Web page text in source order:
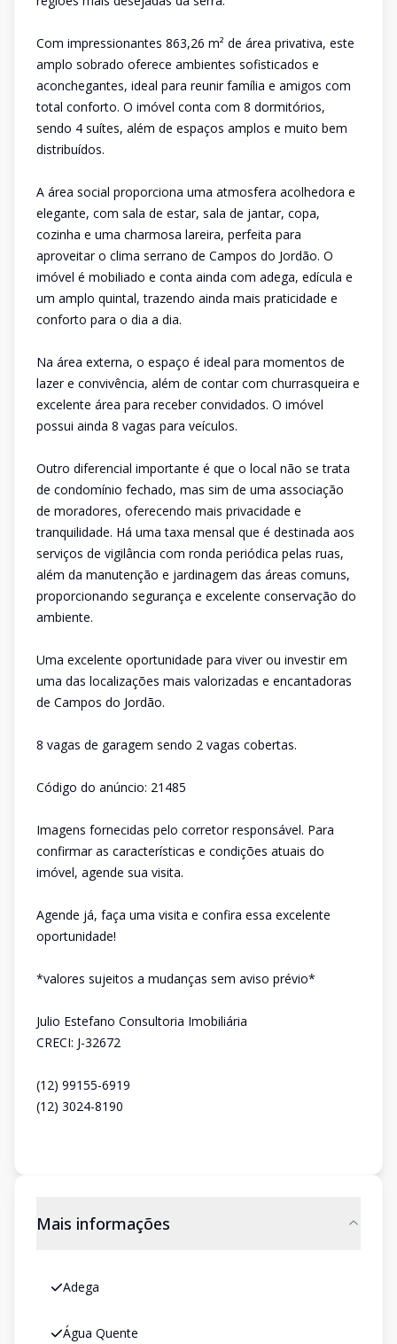
Com impressionantes 863,26 m² de área privativa, este
amplo sobrado oferece ambientes sofisticados e
aconchegantes, ideal para reunir família e amigos com
total conforto. O imóvel conta com 8 dormitórios,
sendo 4 suítes, além de espaços amplos e muito bem
distribuídos.
A área social proporciona uma atmosfera acolhedora e
elegante, com sala de estar, sala de jantar, copa,
cozinha e uma charmosa lareira, perfeita para
aproveitar o clima serrano de Campos do Jordão. O
imóvel é mobiliado e conta ainda com adega, edícula e
um amplo quintal, trazendo ainda mais praticidade e
conforto para o dia a dia.
Na área externa, o espaço é ideal para momentos de
lazer e convivência, além de contar com churrasqueira e
excelente área para receber convidados. O imóvel
possui ainda 8 vagas para veículos.
Outro diferencial importante é que o local não se trata
de condomínio fechado, mas sim de uma associação
de moradores, oferecendo mais privacidade e
tranquilidade. Há uma taxa mensal que é destinada aos
serviços de vigilância com ronda periódica pelas ruas,
além da manutenção e jardinagem das áreas comuns,
proporcionando segurança e excelente conservação do
ambiente.
Uma excelente oportunidade para viver ou investir em
uma das localizações mais valorizadas e encantadoras
de Campos do Jordão.
8 vagas de garagem sendo 2 vagas cobertas.
Código do anúncio: 21485
Imagens fornecidas pelo corretor responsável. Para
confirmar as características e condições atuais do
imóvel, agende sua visita.
Agende já, faça uma visita e confira essa excelente
oportunidade!
*valores sujeitos a mudanças sem aviso prévio*
Julio Estefano Consultoria Imobiliária
CRECI: J-32672
(12) 99155-6919
(12) 3024-8190
Mais informações
Adega
Água Quente